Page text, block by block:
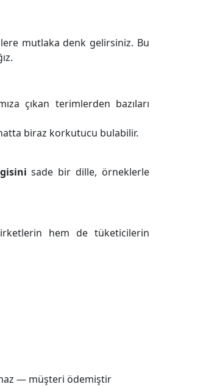
mutlaka denk gelirsiniz. Bu
çıkan terimlerden bazıları
biraz korkutucu bulabilir.
sade bir dille, örneklerle
hem de tüketicilerin
— müşteri ödemiştir